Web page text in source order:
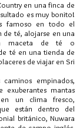
en una finca de
es muy bonito!
famoso en todo el
de té, alojarse en una
maceta de té o
té en una tienda de
de viajar en Sri
empinados,
exuberantes mantas
un clima fresco,
están dentro del
británico, Nuwara